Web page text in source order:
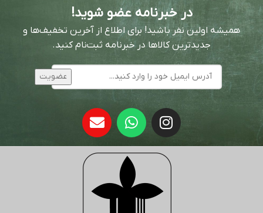
در خبرنامه عضو شوید!
همیشه اولین نفر باشید! برای اطلاع از آخرین تخفیف‌ها و
جدیدترین کالاها در خبرنامه ثبت‌نام کنید.